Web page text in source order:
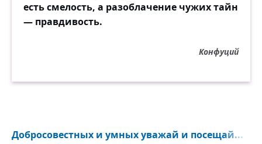
есть смелость, а разоблачение чужих тайн
— правдивость.
Конфуций
Добросовестных и умных уважай и посещай...